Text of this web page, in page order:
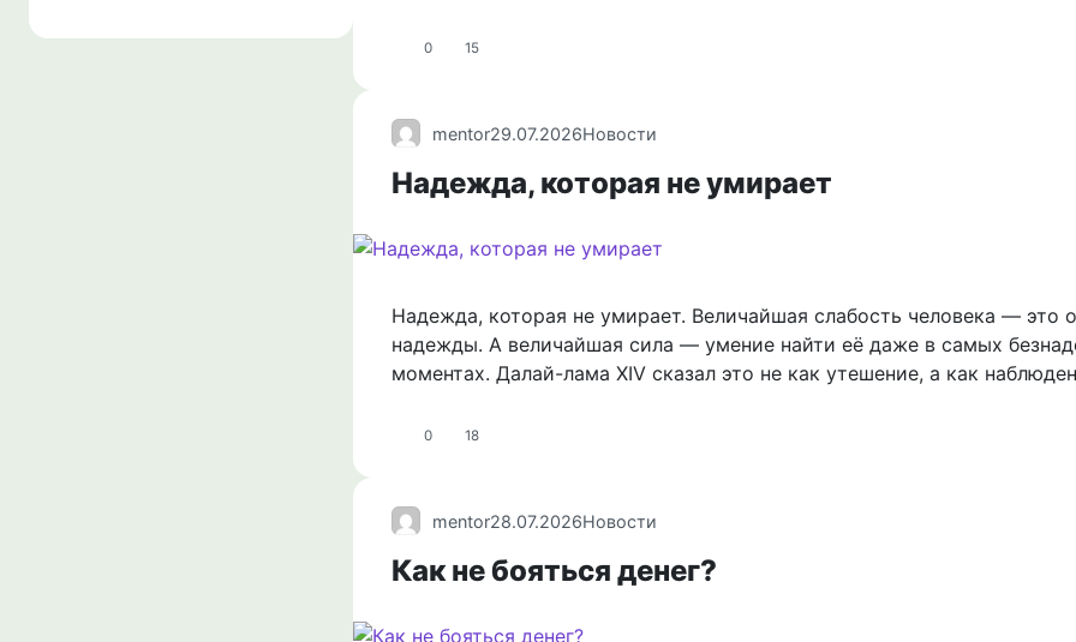
0 15
mentor29.07.2026Новости
Надежда, которая не умирает
Надежда, которая не умирает. Величайшая слабость человека — это
надежды. А величайшая сила — умение найти её даже в самых
моментах. Далай-лама XIV сказал это не как утешение, а как
0 18
mentor28.07.2026Новости
Как не бояться денег?